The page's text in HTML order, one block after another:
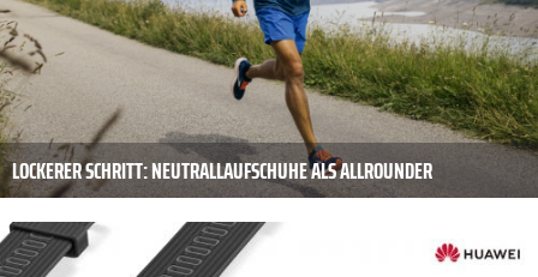
LOCKERER SCHRITT: NEUTRALLAUFSCHUHE ALS ALLROUNDER